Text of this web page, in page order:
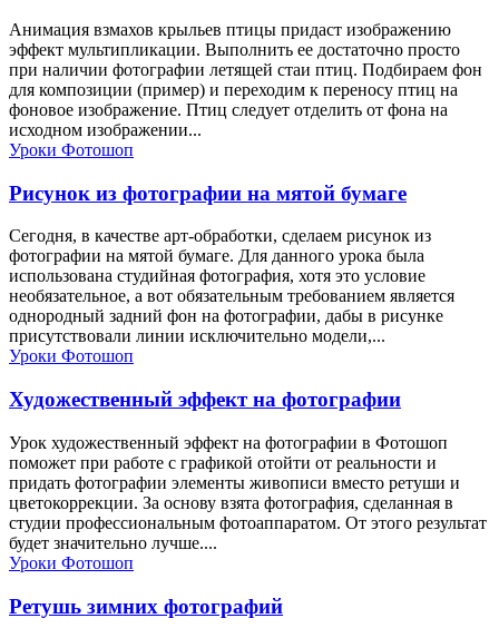
Анимация взмахов крыльев птицы придаст изображению
эффект мультипликации. Выполнить ее достаточно просто
при наличии фотографии летящей стаи птиц. Подбираем фон
для композиции (пример) и переходим к переносу птиц на
фоновое изображение. Птиц следует отделить от фона на
исходном изображении...
Уроки Фотошоп
Рисунок из фотографии на мятой бумаге
Сегодня, в качестве арт-обработки, сделаем рисунок из
фотографии на мятой бумаге. Для данного урока была
использована студийная фотография, хотя это условие
необязательное, а вот обязательным требованием является
однородный задний фон на фотографии, дабы в рисунке
присутствовали линии исключительно модели,...
Уроки Фотошоп
Художественный эффект на фотографии
Урок художественный эффект на фотографии в Фотошоп
поможет при работе с графикой отойти от реальности и
придать фотографии элементы живописи вместо ретуши и
цветокоррекции. За основу взята фотография, сделанная в
студии профессиональным фотоаппаратом. От этого результат
будет значительно лучше....
Уроки Фотошоп
Ретушь зимних фотографий